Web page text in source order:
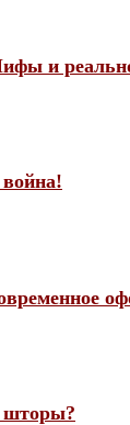
и
шторы?